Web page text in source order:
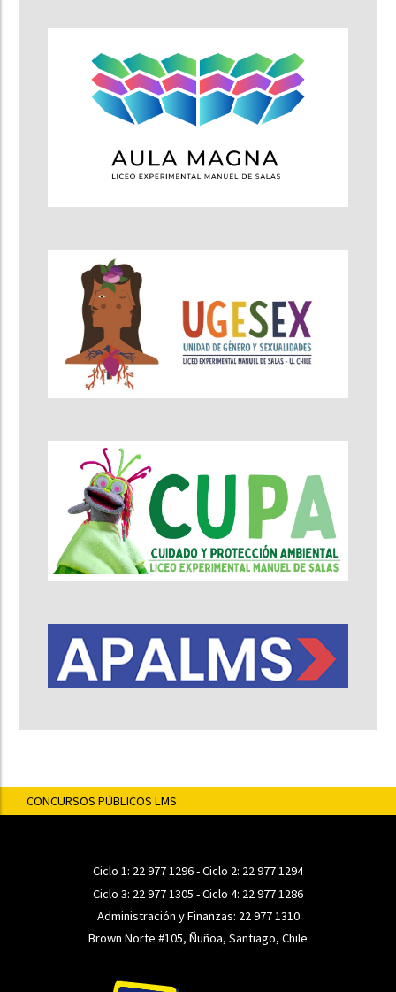
CONCURSOS PÚBLICOS LMS
Ciclo 1: 22 977 1296- Ciclo 2: 22 977 1294
Ciclo 3: 22 977 1305 - Ciclo 4: 22 977 1286
Administración y Finanzas: 22 977 1310
Brown Norte #105, Ñuñoa, Santiago, Chile